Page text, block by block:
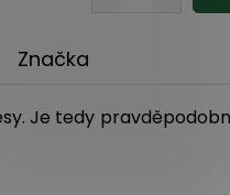
Značka
Je tedy